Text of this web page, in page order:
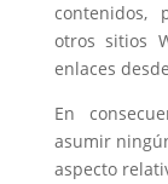
contenidos,
otros sitios
enlaces
En
asumir
aspecto